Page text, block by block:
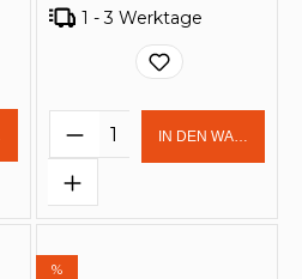
Gib den
1 - 3 Werktage
Produkt Anzahl:
IN DEN
%